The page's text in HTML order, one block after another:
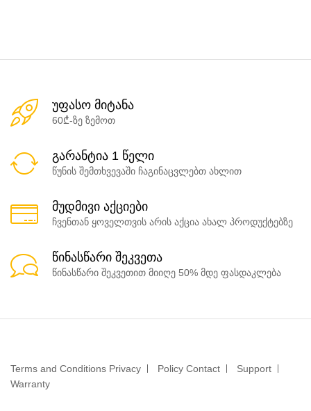
უფასო მიტანა
60₾-ზე ზემოთ
გარანტია 1 წელი
წუნის შემთხვევაში ჩაგინაცვლებთ ახლით
მუდმივი აქციები
ჩვენთან ყოველთვის არის აქცია ახალ პროდუქტებზე
წინასწარი შეკვეთა
წინასწარი შეკვეთით მიიღე 50% მდე ფასდაკლება
Terms and Conditions Privacy Policy Contact
Support
Warranty